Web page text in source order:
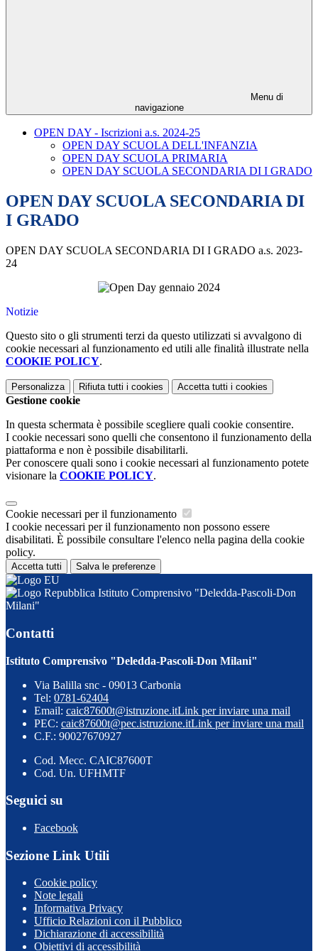
Menu di
navigazione
OPEN DAY - Iscrizioni a.s. 2024-25
OPEN DAY SCUOLA DELL'INFANZIA
OPEN DAY SCUOLA PRIMARIA
OPEN DAY SCUOLA SECONDARIA DI I GRADO
OPEN DAY SCUOLA SECONDARIA DI
I GRADO
OPEN DAY SCUOLA SECONDARIA DI I GRADO a.s. 2023-
24
Notizie
Questo sito o gli strumenti terzi da questo utilizzati si avvalgono di
cookie necessari al funzionamento ed utili alle finalità illustrate nella
COOKIE POLICY.
Personalizza Rifiuta tutti i cookies Accetta tutti i cookies
Gestione cookie
In questa schermata è possibile scegliere quali cookie consentire.
I cookie necessari sono quelli che consentono il funzionamento della
piattaforma e non è possibile disabilitarli.
Per conoscere quali sono i cookie necessari al funzionamento potete
visionare la COOKIE POLICY.
Cookie necessari per il funzionamento
I cookie necessari per il funzionamento non possono essere
disabilitati. È possibile consultare l'elenco nella pagina della cookie
policy.
Accetta tutti Salva le preferenze
Istituto Comprensivo "Deledda-Pascoli-Don
Milani"
Contatti
Istituto Comprensivo "Deledda-Pascoli-Don Milani"
Via Balilla snc - 09013 Carbonia
Tel: 0781-62404
Email: caic87600t@istruzione.itLink per inviare una mail
PEC: caic87600t@pec.istruzione.itLink per inviare una mail
C.F.: 90027670927
Cod. Mecc. CAIC87600T
Cod. Un. UFHMTF
Seguici su
Facebook
Sezione Link Utili
Cookie policy
Note legali
Informativa Privacy
Ufficio Relazioni con il Pubblico
Dichiarazione di accessibilità
Obiettivi di accessibilità